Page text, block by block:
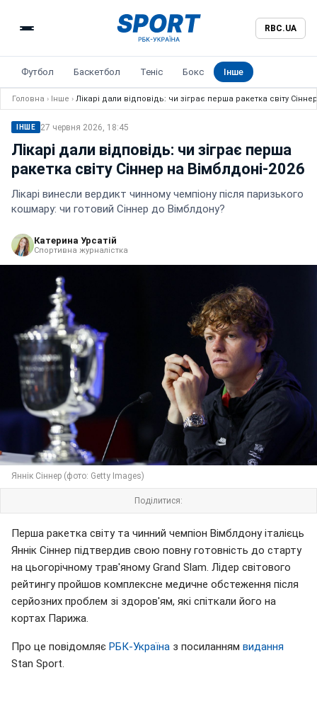
RBC.UA
Футбол Баскетбол Теніс Бокс Інше
Головна › Інше › Лікарі дали відповідь: чи зіграє перша ракетка світу
ІНШЕ 27 червня 2026, 18:45
Лікарі дали відповідь: чи зіграє перша
ракетка світу Сіннер на Вімблдоні-2026
Лікарі винесли вердикт чинному чемпіону після паризького
кошмару: чи готовий Сіннер до Вімблдону?
Катерина Урсатій
Спортивна журналістка
Яннік Сіннер (фото: Getty Images)
Поділитися:
Перша ракетка світу та чинний чемпіон Вімблдону італієць
Яннік Сіннер підтвердив свою повну готовність до старту
на цьогорічному трав'яному Grand Slam. Лідер світового
рейтингу пройшов комплексне медичне обстеження після
серйозних проблем зі здоров'ям, які спіткали його на
кортах Парижа.
Про це повідомляє РБК-Україна з посиланням видання
Stan Sport.